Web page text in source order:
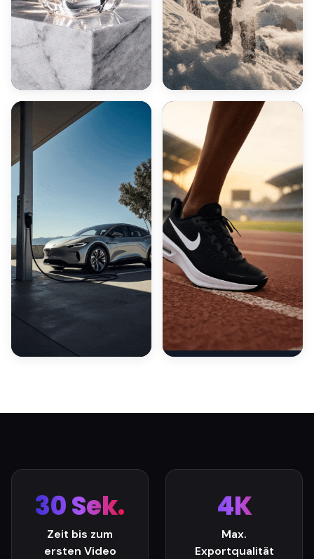
30 Sek.
Zeit bis zum
ersten Video
4K
Max.
Exportqualität